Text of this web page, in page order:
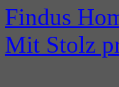
Findus
Mit Stolz